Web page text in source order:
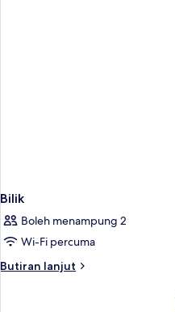
Bilik
Boleh menampung 2
Wi-Fi percuma
Butiran lanjut
Butiran